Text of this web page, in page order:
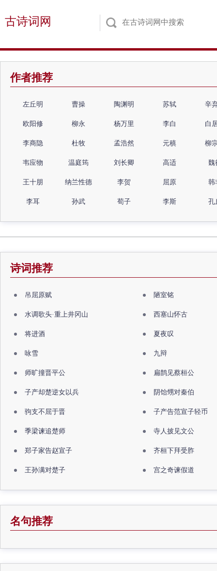
古诗词网
作者推荐
左丘明 曹操 陶渊明 苏轼 辛
欧阳修 柳永 杨万里 李白 白
李商隐 杜牧 孟浩然 元稹 柳
韦应物 温庭筠 刘长卿 高适 魏
王十朋 纳兰性德 李贺 屈原 韩
李耳 孙武 荀子 李斯 孔
诗词推荐
吊屈原赋 陋室铭
水调歌头·重上井冈山 西塞山怀古
将进酒 夏夜叹
咏雪 九辩
师旷撞晋平公 扁鹊见蔡桓公
子产却楚逆女以兵 阴饴甥对秦伯
驹支不屈于晋 子产告范宣子轻币
季梁谏追楚师 寺人披见文公
郑子家告赵宣子 齐桓下拜受胙
王孙满对楚子 宫之奇谏假道
名句推荐